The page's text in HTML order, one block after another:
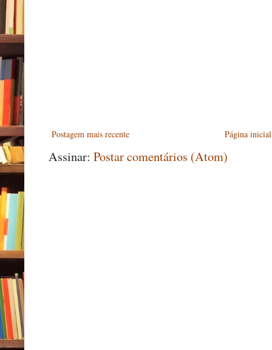
Postagem mais recente Página inicial
Assinar: Postar comentários (Atom)